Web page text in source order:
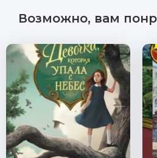
Возможно, вам